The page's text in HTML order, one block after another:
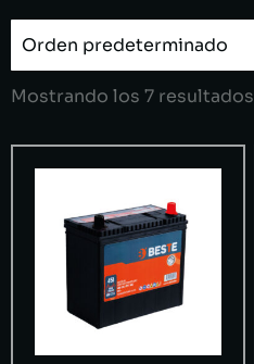
Mostrando los 7 resultados